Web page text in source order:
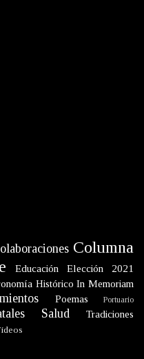
Columna
Educación Elección 2021
Histórico In Memoriam
Poemas Portuario
Salud Tradiciones